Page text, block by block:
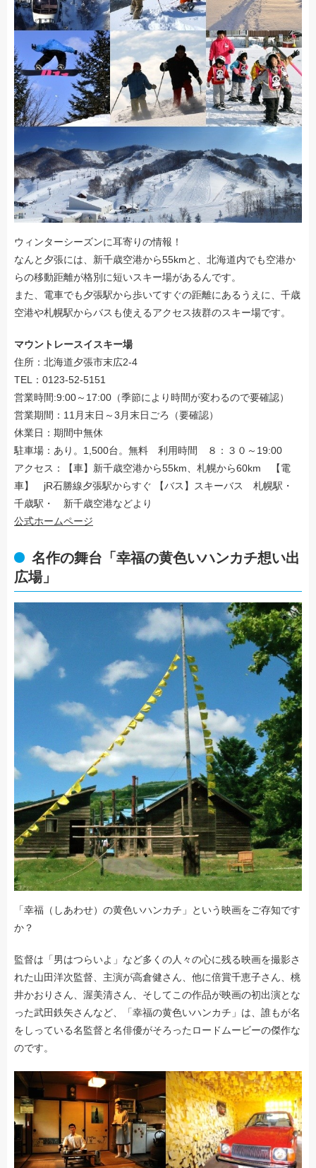
ウィンターシーズンに耳寄りの情報！
なんと夕張には、新千歳空港から55kmと、北海道内でも空港か
らの移動距離が格別に短いスキー場があるんです。
また、電車でも夕張駅から歩いてすぐの距離にあるうえに、千歳
空港や札幌駅からバスも使えるアクセス抜群のスキー場です。
マウントレースイスキー場
住所：北海道夕張市末広2-4
TEL：0123-52-5151
営業時間:9:00～17:00（季節により時間が変わるので要確認）
営業期間：11月末日～3月末日ごろ（要確認）
休業日：期間中無休
駐車場：あり。1,500台。無料 利用時間 ８：３０～19:00
アクセス：【車】新千歳空港から55km、札幌から60km 【電
車】 jR石勝線夕張駅からすぐ 【バス】スキーバス 札幌駅・
千歳駅・ 新千歳空港などより
公式ホームページ
名作の舞台「幸福の黄色いハンカチ想い出
広場」
「幸福（しあわせ）の黄色いハンカチ」という映画をご存知です
か？
監督は「男はつらいよ」など多くの人々の心に残る映画を撮影さ
れた山田洋次監督、主演が高倉健さん、他に倍賞千恵子さん、桃
井かおりさん、渥美清さん、そしてこの作品が映画の初出演とな
った武田鉄矢さんなど、「幸福の黄色いハンカチ」は、誰もが名
をしっている名監督と名俳優がそろったロードムービーの傑作な
のです。